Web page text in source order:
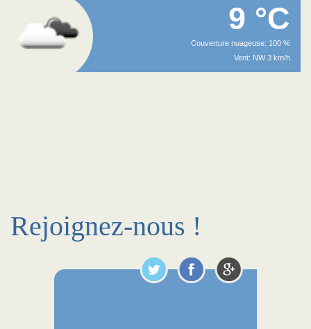
9 °C
Couverture nuageuse: 100 %
Vent: NW 3 km/h
Rejoignez-nous !